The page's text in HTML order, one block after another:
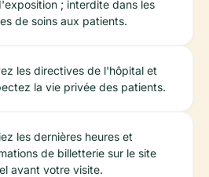
; interdite dans les
de soins aux patients.
les directives de l'hôpital et
la vie privée des patients.
les dernières heures et
de billetterie sur le site
avant votre visite.